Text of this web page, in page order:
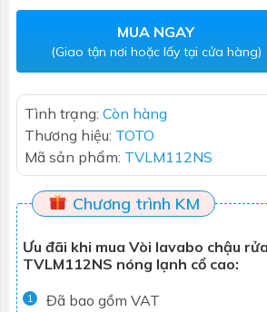
MUA NGAY
(Giao tận nơi hoặc lấy tại cửa hàng)
Tình trạng: Còn hàng
Thương hiệu: TOTO
Mã sản phẩm: TVLM112NS
Chương trình KM
Ưu đãi khi mua Vòi lavabo chậu
TVLM112NS nóng lạnh cổ cao:
1 Đã bao gồm VAT